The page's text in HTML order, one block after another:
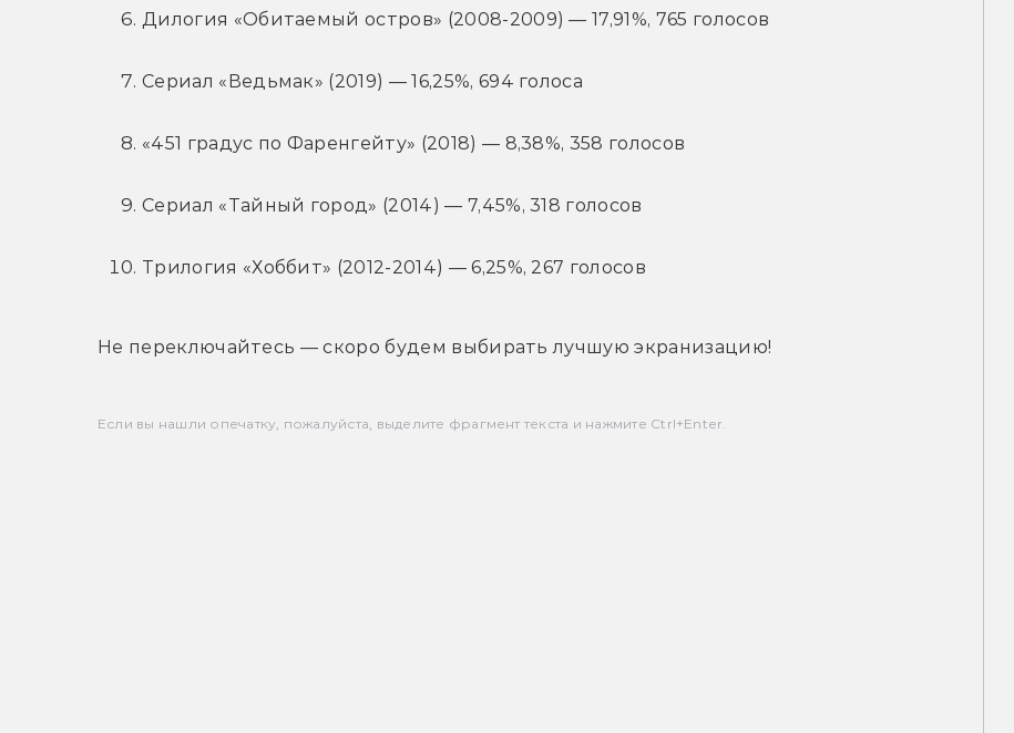
Дилогия «Обитаемый остров» (2008-2009) — 17,91%, 765 голосов
Сериал «Ведьмак» (2019) — 16,25%, 694 голоса
«451 градус по Фаренгейту» (2018) — 8,38%, 358 голосов
Сериал «Тайный город» (2014) — 7,45%, 318 голосов
Трилогия «Хоббит» (2012-2014) — 6,25%, 267 голосов
Не переключайтесь — скоро будем выбирать лучшую экранизацию!
Если вы нашли опечатку, пожалуйста, выделите фрагмент текста и нажмите Ctrl+Enter.